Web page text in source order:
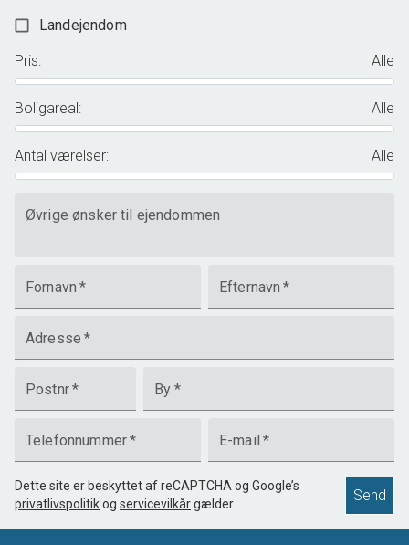
Landejendom
Pris: Alle
Boligareal: Alle
Antal værelser: Alle
Øvrige ønsker til ejendommen
Fornavn * Efternavn *
Adresse *
Postnr* By *
Telefonnummer* E-mail *
Dette site er beskyttet af reCAPTCHA og Google’s
privatlivspolitikog servicevilkårgælder. Send